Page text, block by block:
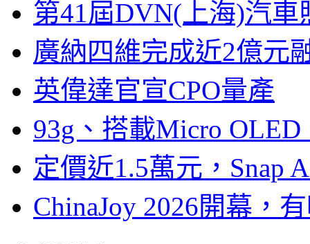
第41屆DVN(上海)汽
廣納四維完成近2億元
英偉達官宣CPO量產
93g、搭載Micro
定價近1.5萬元，Snap
ChinaJoy 2026開幕，